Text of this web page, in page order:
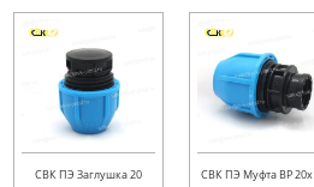
СВК ПЭ Заглушка 20 СВК ПЭ Муфта ВР